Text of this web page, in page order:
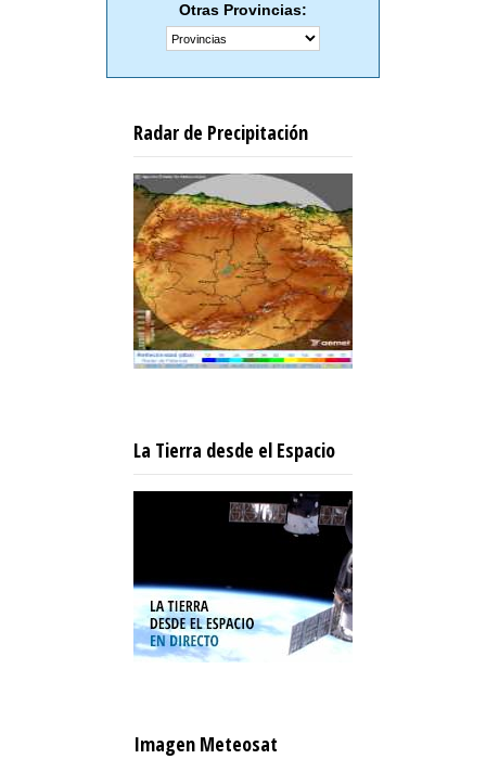
Otras Provincias:
Radar de Precipitación
La Tierra desde el Espacio
Imagen Meteosat